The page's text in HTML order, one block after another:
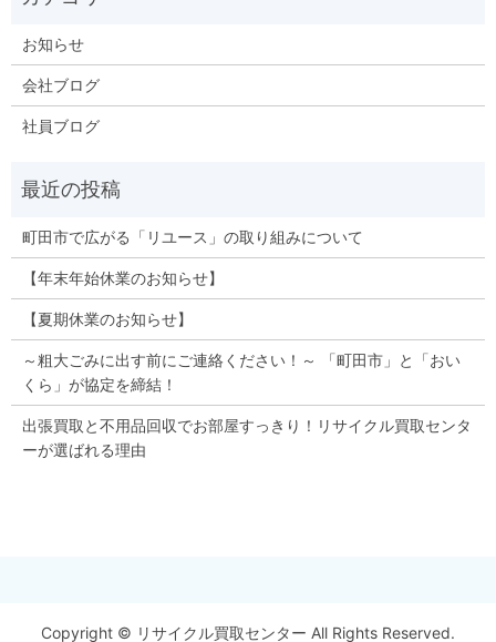
お知らせ
会社ブログ
社員ブログ
町田市で広がる「リユース」の取り組みについて
【年末年始休業のお知らせ】
【夏期休業のお知らせ】
～粗大ごみに出す前にご連絡ください！～ 「町田市」と「おい
くら」が協定を締結！
出張買取と不用品回収でお部屋すっきり！リサイクル買取センタ
ーが選ばれる理由
Copyright © リサイクル買取センター All Rights Reserved.